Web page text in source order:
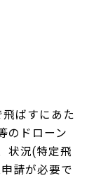
ばすにあた
のドローン
状況(特定飛
請が必要で